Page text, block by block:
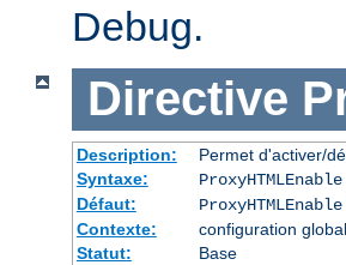
Debug.
Directive
Description:
Permet d'activer/
Syntaxe:
Défaut:
Contexte:
configuration
Statut:
Base